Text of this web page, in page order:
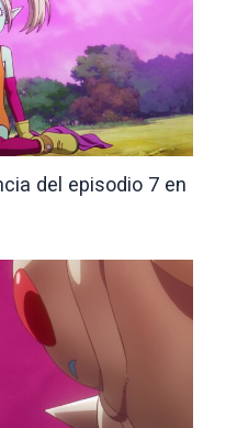
del episodio 7 en